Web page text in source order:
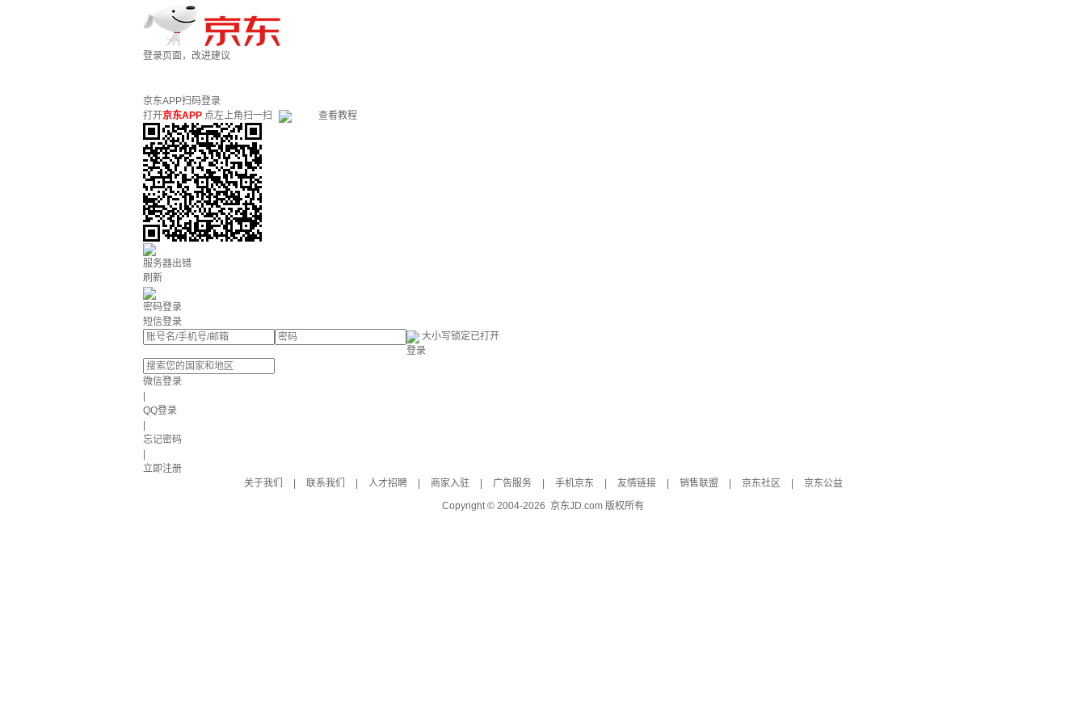
登录页面，改进建议
京东APP扫码登录
打开京东APP 点左上角扫一扫 查看教程
服务器出错
刷新
密码登录
短信登录
大小写锁定已打开
登录
微信登录
QQ登录
忘记密码
立即注册
关于我们
联系我们 人才招聘 商家入驻 广告服务 手机京东 友情链接 销售联盟 京东社区
京东公益
Copyright © 2004-2026 京东JD.com 版权所有